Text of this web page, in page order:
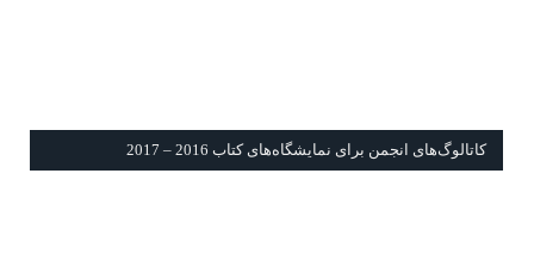
كاتالوگ‌های انجمن برای نمايشگاه‌های كتاب 2016 – 2017